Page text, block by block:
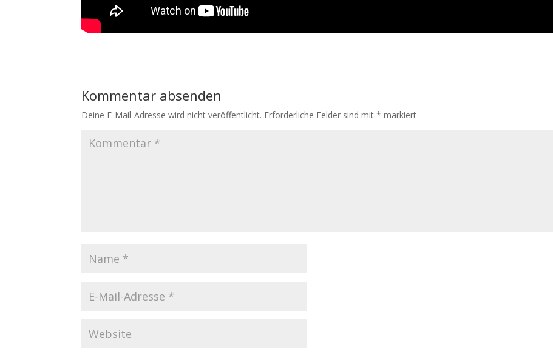
Kommentar absenden
Deine E-Mail-Adresse wird nicht veröffentlicht. Erforderliche Felder sind mit* markiert